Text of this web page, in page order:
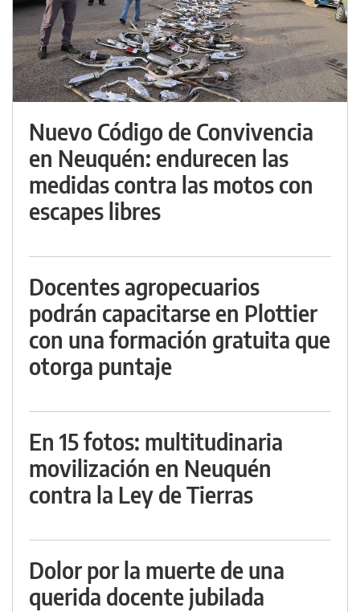
Nuevo Código de Convivencia
en Neuquén: endurecen las
medidas contra las motos con
escapes libres
Docentes agropecuarios
podrán capacitarse en Plottier
con una formación gratuita que
otorga puntaje
En 15 fotos: multitudinaria
movilización en Neuquén
contra la Ley de Tierras
Dolor por la muerte de una
querida docente jubilada